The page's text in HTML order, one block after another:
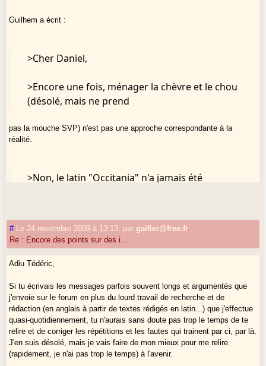
Guilhem a écrit :
>Cher Daniel,
>Encore une fois, ménager la chèvre et le chou
(désolé, mais ne prend
pas la mouche SVP) n'est pas une approche correspondante à la
réalité.
>Non, le latin "Occitania" n'a jamais été
langue vulgaire "la langue d'oc" pour la bonne et simple raison qu'il ne
se trouve jamais seul au bas Moyen Age contrairement à ce qui s'est
passé à partir du début XVIIe siècle où des "savants" l'ont utilisé
co-écrit avec Jean Lafitte)
>Diderot, quelle que soit sa renommée, se
plante sur ce point-là : la
division territoriale à géométrie variable ne l'est qu'entre v.1300 et
1359-1360. Après cette dernière date "la langue d'oc" ou "langue d'oc"
# Le 24 novembre 2009 à 13:13 pargaifier@free.fr
Re : Encore des points sur des i...
Adiu Tédéric,
Si tu écrivais les messages parfois souvent longs et argumentés que
j'envoie sur le forum en plus du lourd travail de recherche et de
rédaction (en anglais à partir de textes rédigés en latin...) que j'effectue
quasi-quotidiennement, tu n'aurais sans doute pas trop le temps de te
relire et de corriger les répétitions et les fautes qui trainent par ci, par là.
J'en suis désolé, mais je vais faire de mon mieux pour me relire
(rapidement, je n'ai pas trop le temps) à l'avenir.